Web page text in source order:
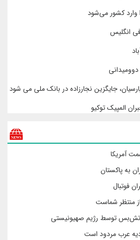
وارد کشور می‌شود
انگلیس
جایگزین نجارزاده در بانک ملی می شود
المپیک توکیو
آمریکا
به پاکستان
فوتبال
منتظر شماست
توسط رژیم صهیونیستی
عرب مردود است